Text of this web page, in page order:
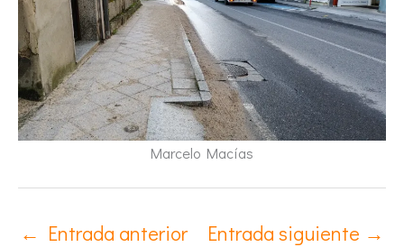
Marcelo Macías
← Entrada anterior Entrada siguiente →